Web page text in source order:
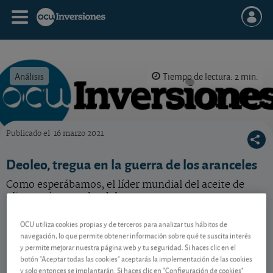
Análisis Tiempo de lectura: 2 min.
Publicado el 16 marzo 2021
Deoleo, tregua en la guerra de los aranceles
Como esperábamos, el líder mundial del aceite de
oliva sacó provecho del mayor consumo en casa en
Contenido reservado a SOCIOS
OCU utiliza cookies propias y de terceros para analizar tus hábitos de
navegación, lo que permite obtener información sobre qué te suscita interés
y permite mejorar nuestra página web y tu seguridad. Si haces clic en el
botón "Aceptar todas las cookies" aceptarás la implementación de las cookies
y solo entonces se implantarán. Si haces clic en "Configuración de cookies"